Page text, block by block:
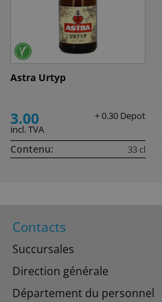
Astra Urtyp
3.00
+ 0.30 Depot
incl. TVA
Contenu: 33 cl
Contacts
Succursales
Direction générale
Département du personnel